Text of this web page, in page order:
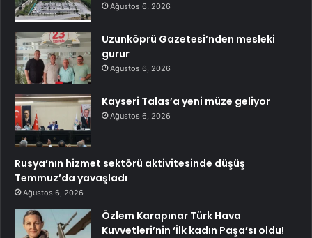
Ağustos 6, 2026
Uzunköprü Gazetesi’nden mesleki
gurur
Ağustos 6, 2026
Kayseri Talas’a yeni müze geliyor
Ağustos 6, 2026
Rusya’nın hizmet sektörü aktivitesinde düşüş
Temmuz’da yavaşladı
Ağustos 6, 2026
Özlem Karapınar Türk Hava
Kuvvetleri’nin ‘İlk kadın Paşa’sı oldu!